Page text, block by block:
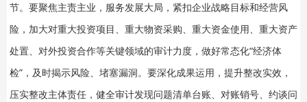
节。要聚焦主责主业，服务发展大局，紧扣企业战略目标和经营风
险，加大对重大投资项目、重大物资采购、重大资金使用、重大资产
处置、对外投资合作等关键领域的审计力度，做好常态化“经济体
检”，及时揭示风险、堵塞漏洞。要深化成果运用，提升整改实效，
压实整改主体责任，健全审计发现问题清单台账、对账销号、约谈问